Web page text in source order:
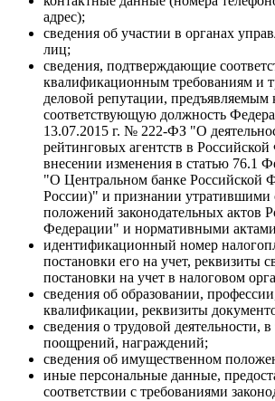
адрес);
сведения об участии в органах
лиц;
сведения, подтверждающие
квалификационным требованиям и
деловой репутации, предъявляемым
соответствующую должность
13.07.2015 г. № 222-ФЗ "О
рейтинговых агентств в
внесении изменения в статью 76.1
"О Центральном банке Российской
России)" и признании утратившими
положений законодательных актов
Федерации" и нормативными
идентификационный номер
постановки его на учет, реквизиты
постановки на учет в налоговом
сведения об образовании,
квалификации, реквизиты
сведения о трудовой деятельности,
поощрений, награждений;
сведения об имущественном
иные персональные данные,
соответствии с требованиями